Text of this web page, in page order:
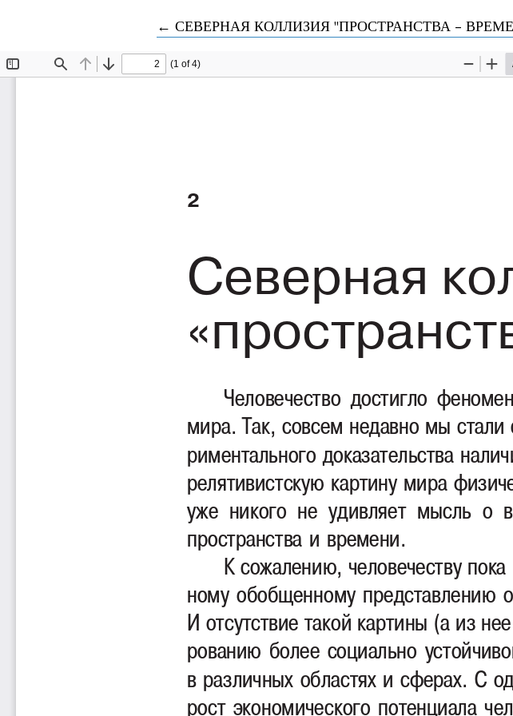
← Вернуться к Подробностям о статье
СЕВЕРНАЯ КОЛЛИЗИЯ "ПРОСТРАНСТВА -